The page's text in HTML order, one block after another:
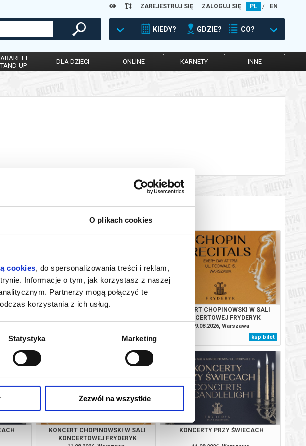
O plikach cookies
cookies, do spersonalizowania treści i reklam,
Informacje o tym, jak korzystasz z naszej
Partnerzy mogą połączyć te
korzystania z ich usług.
Statystyka Marketing
Zezwól na wszystkie
ZAREJESTRUJ SIĘ ZALOGUJ SIĘ PL / EN
KIEDY? GDZIE? CO?
I
UP
DLA DZIECI ONLINE KARNETY INNE
SALI
kup bilet
KONCERTY PRZY ŚWIECACH
kup bilet
KONCERT CHOPINOWSKI W SALI
KONCERTOWEJ FRYDERYK
09.08.2026, Warszawa
kup bilet
KONCERT CHOPINOWSKI W SALI
KONCERTOWEJ FRYDERYK
KONCERTY PRZY ŚWIECACH